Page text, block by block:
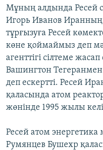
Мұның алдында Ресей
Игорь Иванов Иранның
тұрғызуға Ресей
көне қоймаймыз деп
агенттігі сілтеме
Вашингтон
деп ескертті. Ресей
қаласында атом
жөнінде 1995 жылы
Ресей атом энергетика
Румянцев Бушехр